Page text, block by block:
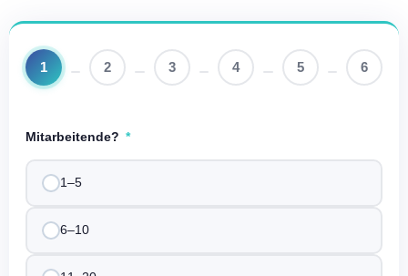
1 2 3 4 5 6
Mitarbeitende?
1–5
6–10